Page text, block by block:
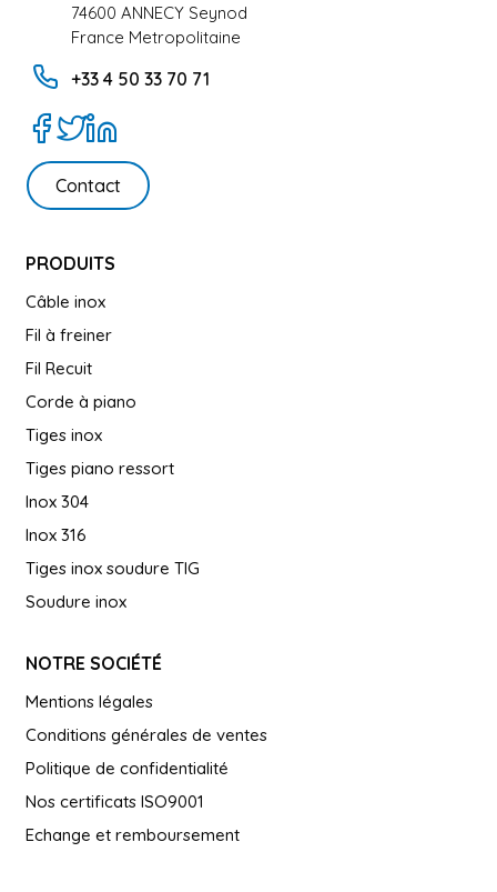
74600 ANNECY Seynod
France Metropolitaine
+33 4 50 33 70 71
Contact
PRODUITS
Câble inox
Fil à freiner
Fil Recuit
Corde à piano
Tiges inox
Tiges piano ressort
Inox 304
Inox 316
Tiges inox soudure TIG
Soudure inox
NOTRE SOCIÉTÉ
Mentions légales
Conditions générales de ventes
Politique de confidentialité
Nos certificats ISO9001
Echange et remboursement